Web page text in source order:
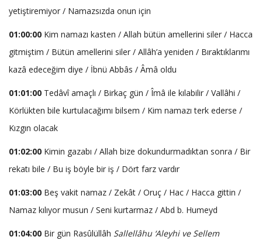
yetiştiremiyor / Namazsızda onun için
01:00:00 Kim namazı kasten / Allah bütün amellerini siler / Hacca
gitmiştim / Bütün amellerini siler / Allâh’a yeniden / Bıraktıklarımı
kazâ edeceğim diye / İbnü Abbâs / Âmâ oldu
01:01:00 Tedâvî amaçlı / Birkaç gün / Îmâ ile kılabilir / Vallâhi /
Körlükten bile kurtulacağımı bilsem / Kim namazı terk ederse /
Kızgın olacak
01:02:00 Kimin gazabı / Allah bize dokundurmadıktan sonra / Bir
rekatı bile / Bu iş böyle bir iş / Dört farz vardır
01:03:00 Beş vakit namaz / Zekât / Oruç / Hac / Hacca gittin /
Namaz kılıyor musun / Seni kurtarmaz / Abd b. Humeyd
01:04:00 Bir gün Rasûlüllâh Sallellâhu ‘Aleyhi ve Sellem